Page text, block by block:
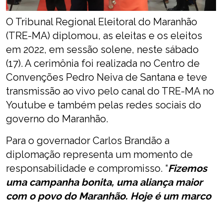
O Tribunal Regional Eleitoral do Maranhão
(TRE-MA) diplomou, as eleitas e os eleitos
em 2022, em sessão solene, neste sábado
(17). A cerimônia foi realizada no Centro de
Convenções Pedro Neiva de Santana e teve
transmissão ao vivo pelo canal do TRE-MA no
Youtube e também pelas redes sociais do
governo do Maranhão.
Para o governador Carlos Brandão a
diplomação representa um momento de
responsabilidade e compromisso. “Fizemos
uma campanha bonita, uma aliança maior
com o povo do Maranhão. Hoje é um marco